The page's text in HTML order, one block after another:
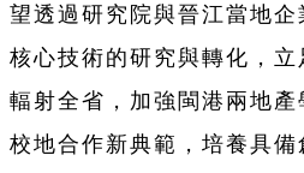
望透過研究院與晉江當地
核心技術的研究與轉化，立
輻射全省，加強閩港兩地
校地合作新典範，培養具